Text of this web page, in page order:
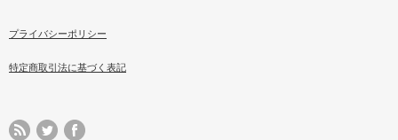
プライバシーポリシー
特定商取引法に基づく表記